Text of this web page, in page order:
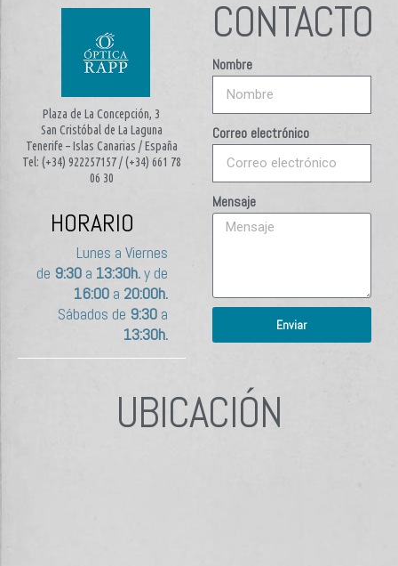
Plaza de La Concepción, 3
San Cristóbal de La Laguna
Tenerife – Islas Canarias / España
Tel: (+34) 922257157 / (+34) 661 78
06 30
HORARIO
Lunes a Viernes
de 9:30a 13:30h.y de
16:00a 20:00h.
Sábados de 9:30a
13:30h.
CONTACTO
Nombre
Correo electrónico
Mensaje
Enviar
UBICACIÓN